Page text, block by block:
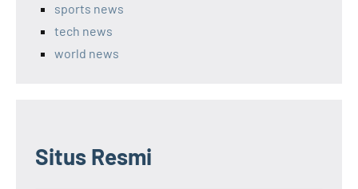
sports news
tech news
world news
Situs Resmi